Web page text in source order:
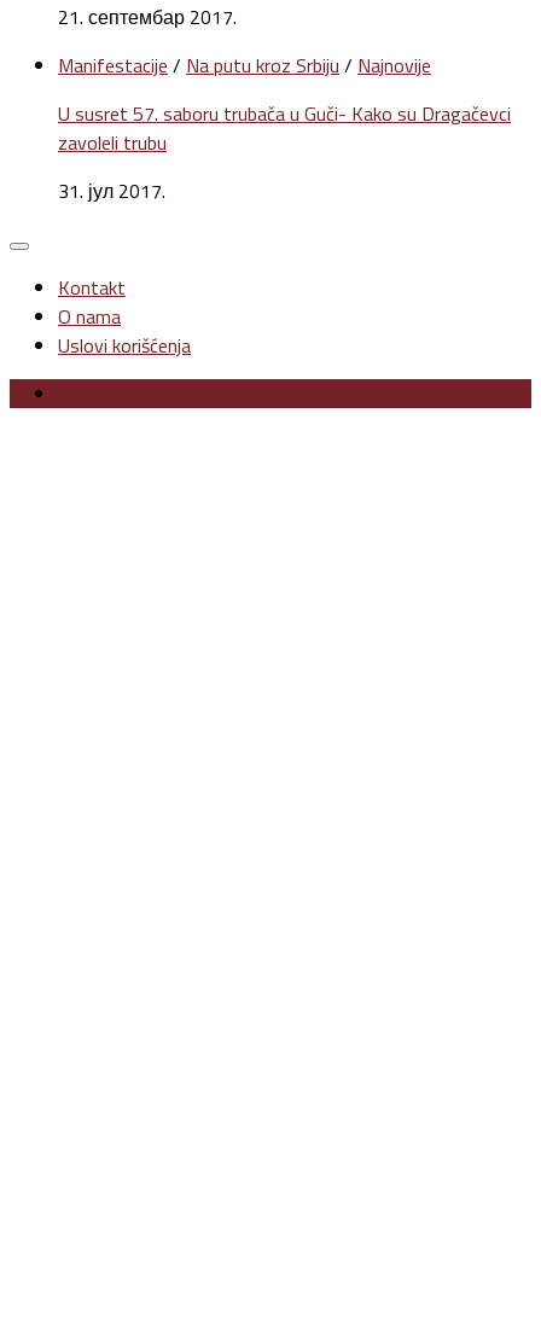
21. септембар 2017.
Manifestacije / Na putu kroz Srbiju / Najnovije
U susret 57. saboru trubača u Guči- Kako su Dragačevci
zavoleli trubu
31. јул 2017.
Kontakt
O nama
Uslovi korišćenja